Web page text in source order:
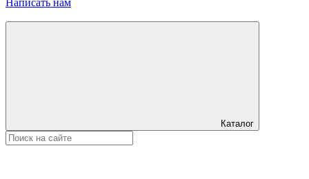
Написать нам
Каталог